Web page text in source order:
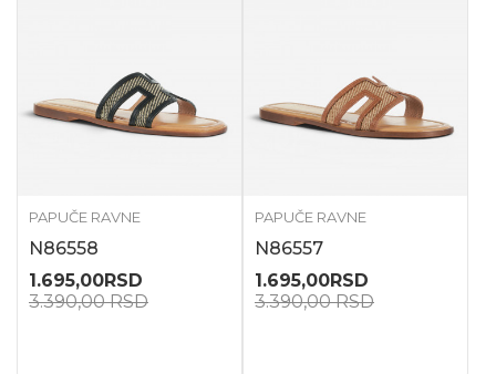
PAPUČE RAVNE
N86558
1.695,00RSD
3.390,00RSD
PAPUČE RAVNE
N86557
1.695,00RSD
3.390,00RSD